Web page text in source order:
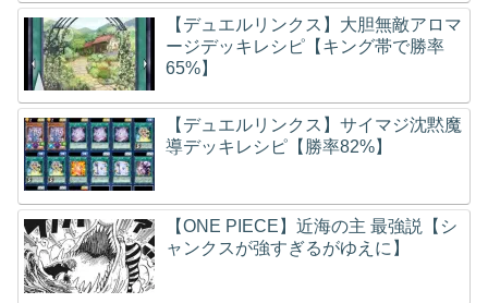
【デュエルリンクス】大胆無敵アロマ
ージデッキレシピ【キング帯で勝率
65%】
【デュエルリンクス】サイマジ沈黙魔
導デッキレシピ【勝率82%】
【ONE PIECE】近海の主 最強説【シ
ャンクスが強すぎるがゆえに】